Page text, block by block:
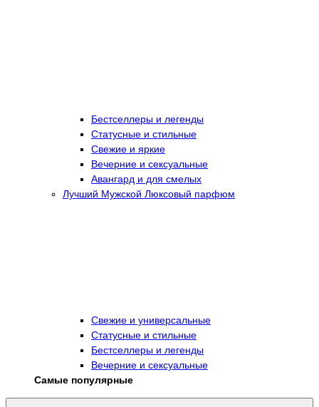
Бестселлеры и легенды
Статусные и стильные
Свежие и яркие
Вечерние и сексуальные
Авангард и для смелых
Лучший Мужской Люксовый парфюм
Свежие и универсальные
Статусные и стильные
Бестселлеры и легенды
Вечерние и сексуальные
Самые популярные